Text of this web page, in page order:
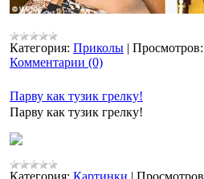
Категория: Приколы | Просмотров:
Комментарии (0)
Парву как тузик грелку!
Парву как тузик грелку!
Категория: Картинки |